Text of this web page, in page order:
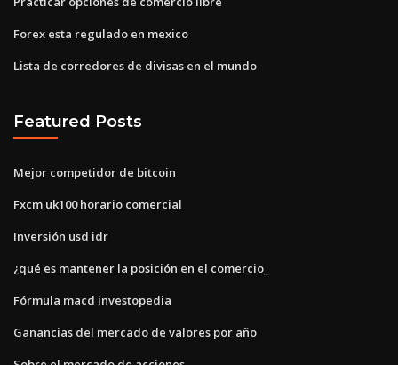
Forex esta regulado en mexico
Lista de corredores de divisas en el mundo
Featured Posts
Mejor competidor de bitcoin
Fxcm uk100 horario comercial
Inversión usd idr
¿qué es mantener la posición en el comercio_
Fórmula macd investopedia
Ganancias del mercado de valores por año